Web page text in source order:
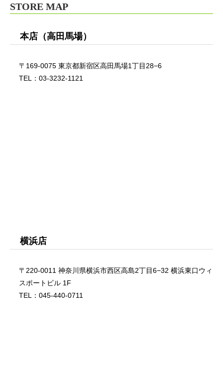
STORE MAP
本店（高田馬場）
〒169-0075 東京都新宿区高田馬場1丁目28−6
TEL：03-3232-1121
横浜店
〒220-0011 神奈川県横浜市西区高島2丁目6−32 横浜東口ウィ
スポートビル 1F
TEL：045-440-0711